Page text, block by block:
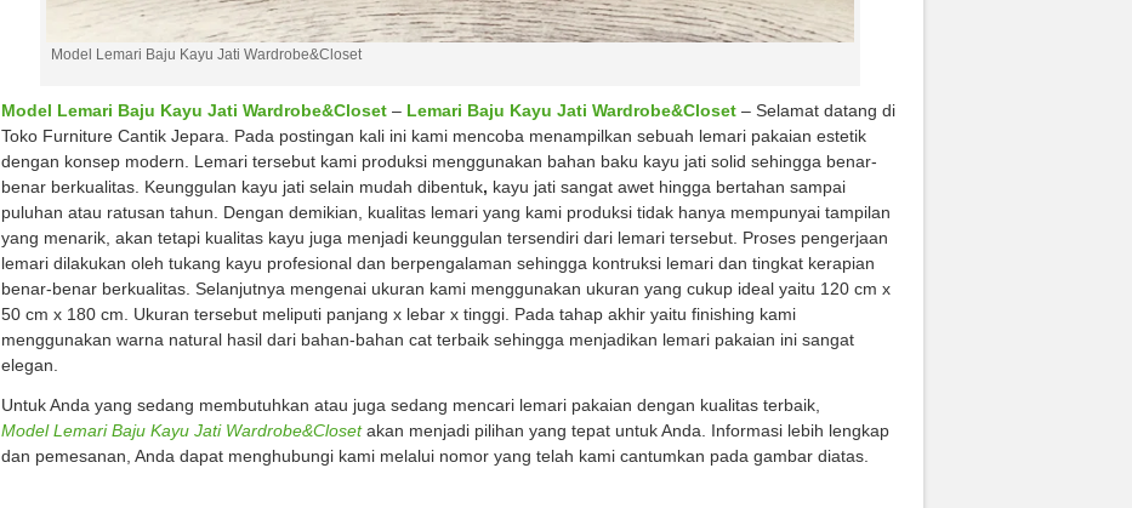
Model Lemari Baju Kayu Jati Wardrobe&Closet
Model Lemari Baju Kayu Jati Wardrobe&Closet – Lemari Baju Kayu Jati Wardrobe&Closet – Selamat datang di
Toko Furniture Cantik Jepara. Pada postingan kali ini kami mencoba menampilkan sebuah lemari pakaian estetik
dengan konsep modern. Lemari tersebut kami produksi menggunakan bahan baku kayu jati solid sehingga benar-
benar berkualitas. Keunggulan kayu jati selain mudah dibentuk, kayu jati sangat awet hingga bertahan sampai
puluhan atau ratusan tahun. Dengan demikian, kualitas lemari yang kami produksi tidak hanya mempunyai tampilan
yang menarik, akan tetapi kualitas kayu juga menjadi keunggulan tersendiri dari lemari tersebut. Proses pengerjaan
lemari dilakukan oleh tukang kayu profesional dan berpengalaman sehingga kontruksi lemari dan tingkat kerapian
benar-benar berkualitas. Selanjutnya mengenai ukuran kami menggunakan ukuran yang cukup ideal yaitu 120 cm x
50 cm x 180 cm. Ukuran tersebut meliputi panjang x lebar x tinggi. Pada tahap akhir yaitu finishing kami
menggunakan warna natural hasil dari bahan-bahan cat terbaik sehingga menjadikan lemari pakaian ini sangat
elegan.
Untuk Anda yang sedang membutuhkan atau juga sedang mencari lemari pakaian dengan kualitas terbaik,
Model Lemari Baju Kayu Jati Wardrobe&Closetakan menjadi pilihan yang tepat untuk Anda. Informasi lebih lengkap
dan pemesanan, Anda dapat menghubungi kami melalui nomor yang telah kami cantumkan pada gambar diatas.